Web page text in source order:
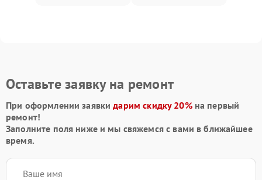
Оставьте заявку на ремонт
При оформлении заявкидарим скидку 20%на первый
ремонт!
Заполните поля ниже и мы свяжемся с вами в ближайшее
время.